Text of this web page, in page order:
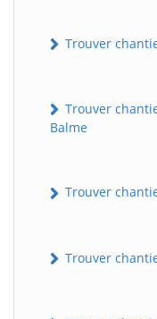
Trouver
Trouver
Balme
Trouver
Trouver